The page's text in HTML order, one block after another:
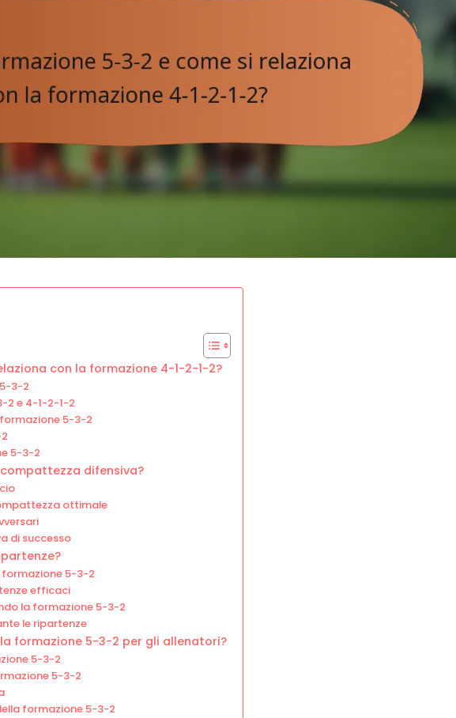
con la formazione 4-1-2-1-2?
3-2
2 e 4-1-2-1-2
5-3-2
5-3-2
difensiva?
ottimale
di successo
formazione 5-3-2
efficaci
la formazione 5-3-2
le ripartenze
formazione 5-3-2 per gli allenatori?
5-3-2
5-3-2
formazione 5-3-2